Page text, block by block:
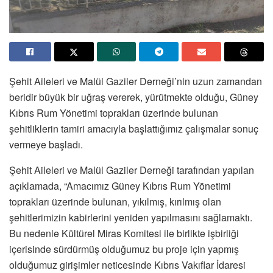
Şehit Aileleri ve Malül Gaziler Derneği’nin uzun zamandan
beridir büyük bir uğraş vererek, yürütmekte olduğu, Güney
Kıbrıs Rum Yönetimi toprakları üzerinde bulunan
şehitliklerin tamiri amacıyla başlattığımız çalışmalar sonuç
vermeye başladı.
Şehit Aileleri ve Malül Gaziler Derneği tarafından yapılan
açıklamada, “Amacımız Güney Kıbrıs Rum Yönetimi
toprakları üzerinde bulunan, yıkılmış, kırılmış olan
şehitlerimizin kabirlerini yeniden yapılmasını sağlamaktı.
Bu nedenle Kültürel Miras Komitesi ile birlikte işbirliği
içerisinde sürdürmüş olduğumuz bu proje için yapmış
olduğumuz girişimler neticesinde Kıbrıs Vakıflar İdaresi